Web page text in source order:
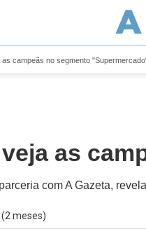
campeãs no segmento
as
com A Gazeta,
meses)